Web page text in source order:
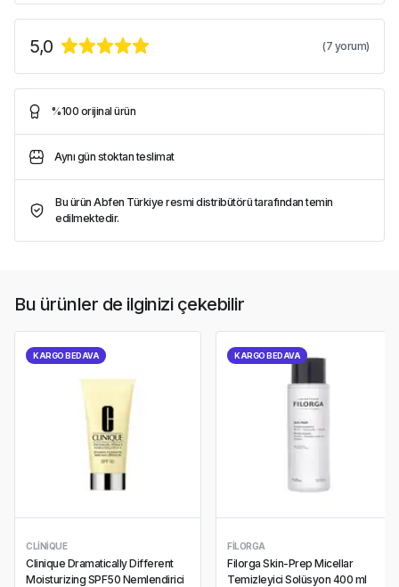
5,0 (7 yorum)
%100 orijinal ürün
Aynı gün stoktan teslimat
Bu ürün Abfen Türkiye resmi distribütörü tarafından temin
edilmektedir.
Bu ürünler de ilginizi çekebilir
KARGO BEDAVA
CLINIQUE
Clinique Dramatically Different
Moisturizing SPF50 Nemlendirici
KARGO BEDAVA
FILORGA
Filorga Skin-Prep Micellar
Temizleyici Solüsyon 400 ml